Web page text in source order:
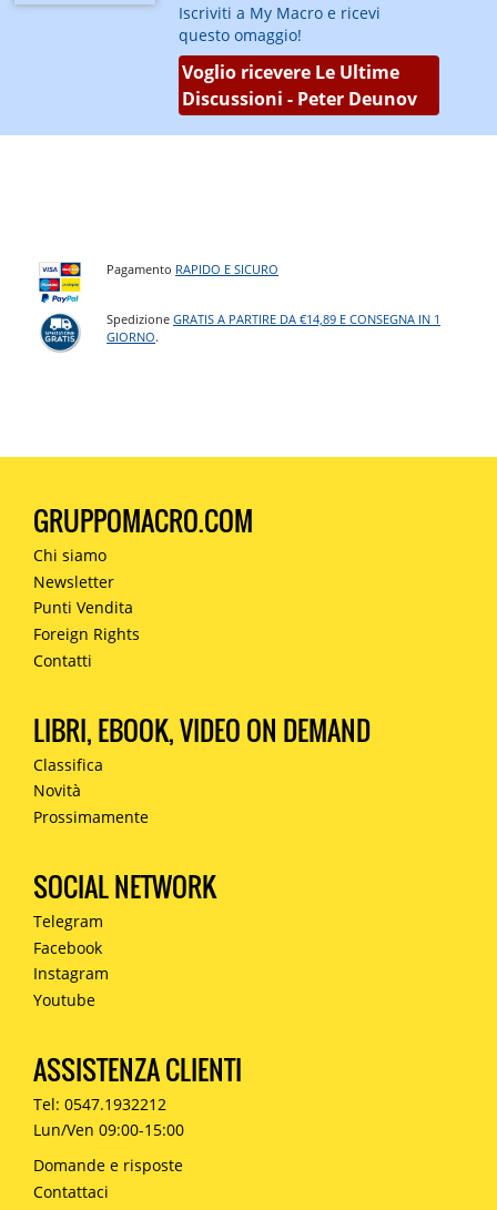
Iscriviti a My Macro e ricevi
questo omaggio!
Voglio ricevere Le Ultime
Discussioni - Peter Deunov
Pagamento RAPIDO E SICURO
SpedizioneGRATIS A PARTIRE DA €14,89 E CONSEGNA IN 1
GIORNO.
GRUPPOMACRO.COM
Chi siamo
Newsletter
Punti Vendita
Foreign Rights
Contatti
LIBRI, EBOOK, VIDEO ON DEMAND
Classifica
Novità
Prossimamente
SOCIAL NETWORK
Telegram
Facebook
Instagram
Youtube
ASSISTENZA CLIENTI
Tel: 0547.1932212
Lun/Ven 09:00-15:00
Domande e risposte
Contattaci